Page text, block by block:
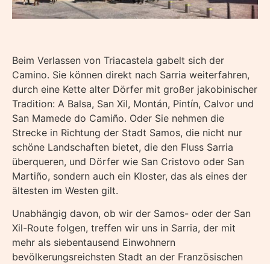
Beim Verlassen von Triacastela gabelt sich der
Camino. Sie können direkt nach Sarria weiterfahren,
durch eine Kette alter Dörfer mit großer jakobinischer
Tradition: A Balsa, San XiI, Montán, Pintín, Calvor und
San Mamede do Camiño. Oder Sie nehmen die
Strecke in Richtung der Stadt Samos, die nicht nur
schöne Landschaften bietet, die den Fluss Sarria
überqueren, und Dörfer wie San Cristovo oder San
Martiño, sondern auch ein Kloster, das als eines der
ältesten im Westen gilt.
Unabhängig davon, ob wir der Samos- oder der San
Xil-Route folgen, treffen wir uns in Sarria, der mit
mehr als siebentausend Einwohnern
bevölkerungsreichsten Stadt an der Französischen